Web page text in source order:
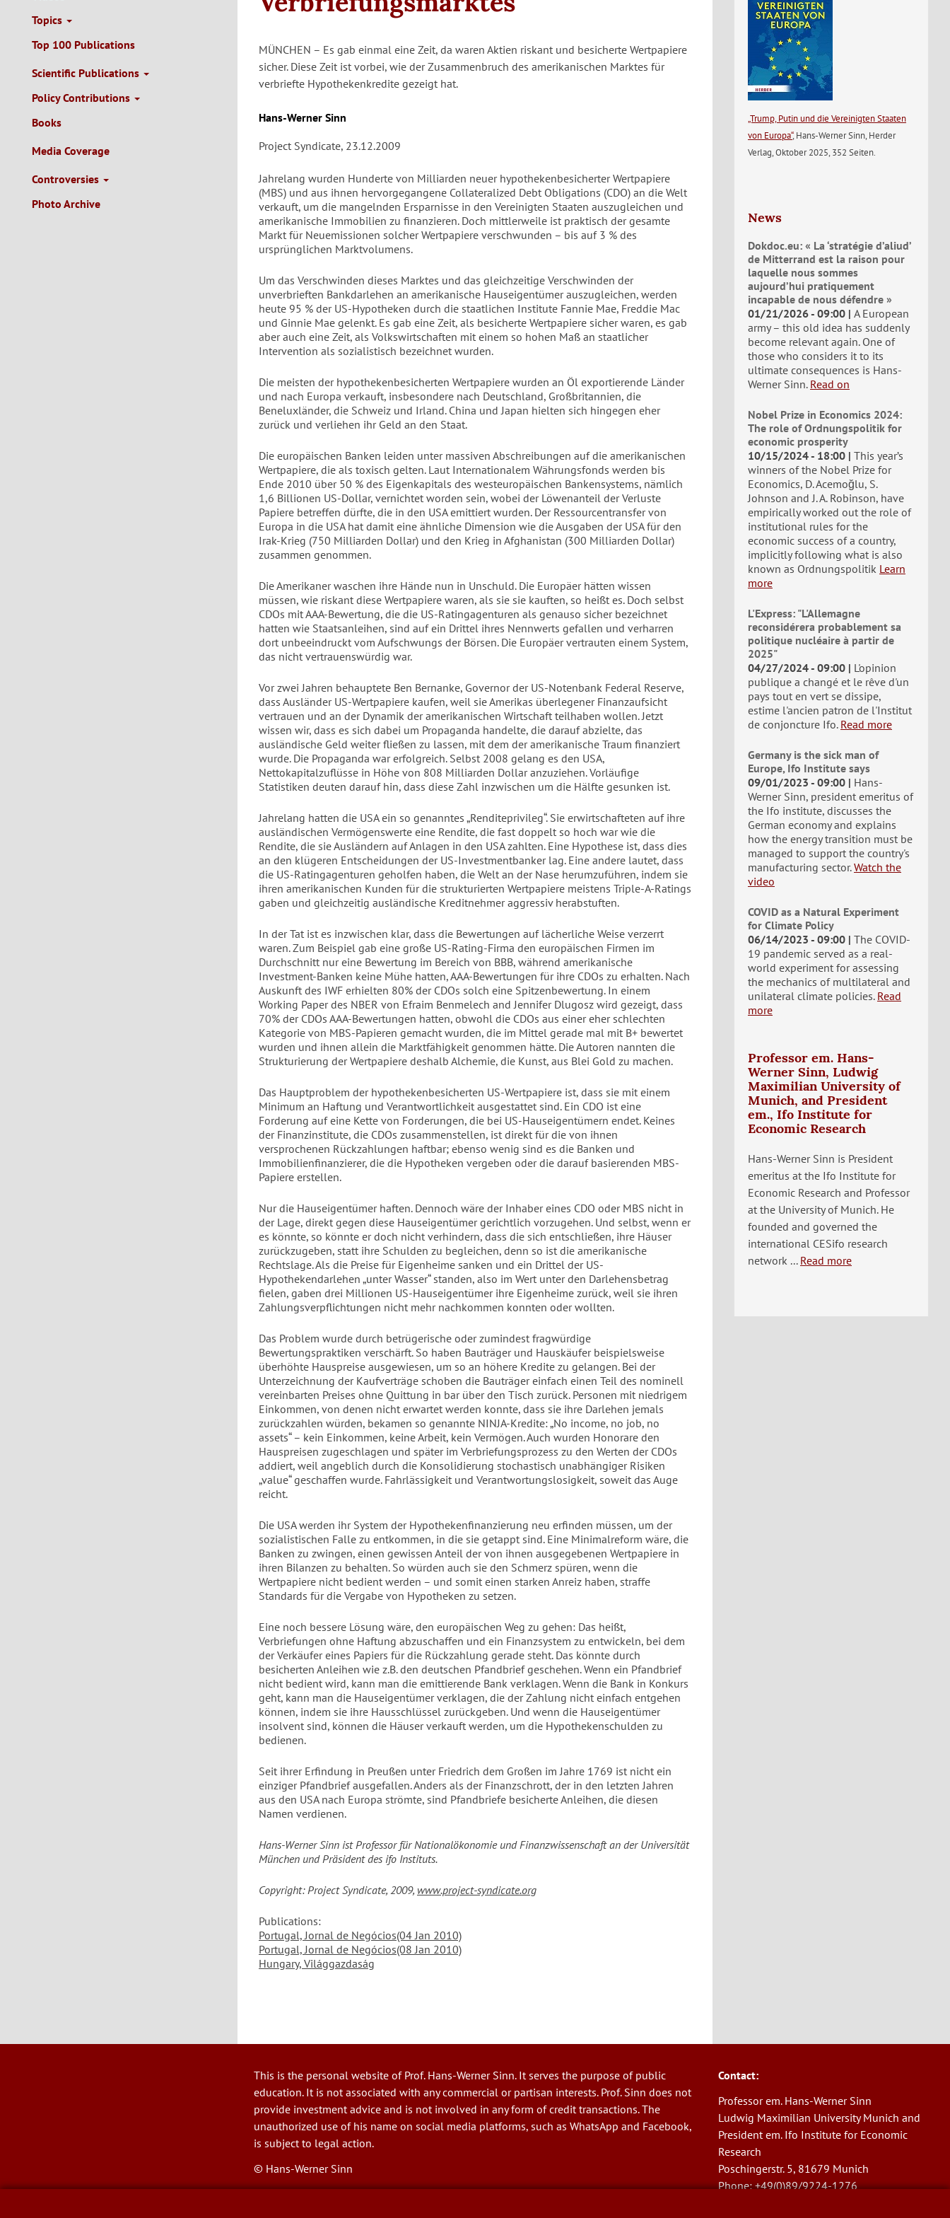
Topics
Top 100 Publications
Scientific Publications
Policy Contributions
Books
Media Coverage
Controversies
Photo Archive
MÜNCHEN – Es gab einmal eine Zeit, da waren Aktien riskant und besicherte Wertpapiere
sicher. Diese Zeit ist vorbei, wie der Zusammenbruch des amerikanischen Marktes für
verbriefte Hypothekenkredite gezeigt hat.
Autor/en
Hans-Werner Sinn
Project Syndicate, 23.12.2009
Jahrelang wurden Hunderte von Milliarden neuer hypothekenbesicherter Wertpapiere
(MBS) und aus ihnen hervorgegangene Collateralized Debt Obligations (CDO) an die Welt
verkauft, um die mangelnden Ersparnisse in den Vereinigten Staaten auszugleichen und
amerikanische Immobilien zu finanzieren. Doch mittlerweile ist praktisch der gesamte
Markt für Neuemissionen solcher Wertpapiere verschwunden – bis auf 3 % des
ursprünglichen Marktvolumens.
Um das Verschwinden dieses Marktes und das gleichzeitige Verschwinden der
unverbrieften Bankdarlehen an amerikanische Hauseigentümer auszugleichen, werden
heute 95 % der US-Hypotheken durch die staatlichen Institute Fannie Mae, Freddie Mac
und Ginnie Mae gelenkt. Es gab eine Zeit, als besicherte Wertpapiere sicher waren, es gab
aber auch eine Zeit, als Volkswirtschaften mit einem so hohen Maß an staatlicher
Intervention als sozialistisch bezeichnet wurden.
Die meisten der hypothekenbesicherten Wertpapiere wurden an Öl exportierende Länder
und nach Europa verkauft, insbesondere nach Deutschland, Großbritannien, die
Beneluxländer, die Schweiz und Irland. China und Japan hielten sich hingegen eher
zurück und verliehen ihr Geld an den Staat.
Die europäischen Banken leiden unter massiven Abschreibungen auf die amerikanischen
Wertpapiere, die als toxisch gelten. Laut Internationalem Währungsfonds werden bis
Ende 2010 über 50 % des Eigenkapitals des westeuropäischen Bankensystems, nämlich
1,6 Billionen US-Dollar, vernichtet worden sein, wobei der Löwenanteil der Verluste
Papiere betreffen dürfte, die in den USA emittiert wurden. Der Ressourcentransfer von
Europa in die USA hat damit eine ähnliche Dimension wie die Ausgaben der USA für den
Irak-Krieg (750 Milliarden Dollar) und den Krieg in Afghanistan (300 Milliarden Dollar)
zusammen genommen.
Die Amerikaner waschen ihre Hände nun in Unschuld. Die Europäer hätten wissen
müssen, wie riskant diese Wertpapiere waren, als sie sie kauften, so heißt es. Doch selbst
CDOs mit AAA-Bewertung, die die US-Ratingagenturen als genauso sicher bezeichnet
hatten wie Staatsanleihen, sind auf ein Drittel ihres Nennwerts gefallen und verharren
dort unbeeindruckt vom Aufschwungs der Börsen. Die Europäer vertrauten einem System,
das nicht vertrauenswürdig war.
Vor zwei Jahren behauptete Ben Bernanke, Governor der US-Notenbank Federal Reserve,
dass Ausländer US-Wertpapiere kaufen, weil sie Amerikas überlegener Finanzaufsicht
vertrauen und an der Dynamik der amerikanischen Wirtschaft teilhaben wollen. Jetzt
wissen wir, dass es sich dabei um Propaganda handelte, die darauf abzielte, das
ausländische Geld weiter fließen zu lassen, mit dem der amerikanische Traum finanziert
wurde. Die Propaganda war erfolgreich. Selbst 2008 gelang es den USA,
Nettokapitalzuflüsse in Höhe von 808 Milliarden Dollar anzuziehen. Vorläufige
Statistiken deuten darauf hin, dass diese Zahl inzwischen um die Hälfte gesunken ist.
Jahrelang hatten die USA ein so genanntes „Renditeprivileg“. Sie erwirtschafteten auf ihre
ausländischen Vermögenswerte eine Rendite, die fast doppelt so hoch war wie die
Rendite, die sie Ausländern auf Anlagen in den USA zahlten. Eine Hypothese ist, dass dies
an den klügeren Entscheidungen der US-Investmentbanker lag. Eine andere lautet, dass
die US-Ratingagenturen geholfen haben, die Welt an der Nase herumzuführen, indem sie
ihren amerikanischen Kunden für die strukturierten Wertpapiere meistens Triple-A-Ratings
gaben und gleichzeitig ausländische Kreditnehmer aggressiv herabstuften.
In der Tat ist es inzwischen klar, dass die Bewertungen auf lächerliche Weise verzerrt
waren. Zum Beispiel gab eine große US-Rating-Firma den europäischen Firmen im
Durchschnitt nur eine Bewertung im Bereich von BBB, während amerikanische
Investment-Banken keine Mühe hatten, AAA-Bewertungen für ihre CDOs zu erhalten. Nach
Auskunft des IWF erhielten 80% der CDOs solch eine Spitzenbewertung. In einem
Working Paper des NBER von Efraim Benmelech and Jennifer Dlugosz wird gezeigt, dass
70% der CDOs AAA-Bewertungen hatten, obwohl die CDOs aus einer eher schlechten
Kategorie von MBS-Papieren gemacht wurden, die im Mittel gerade mal mit B+ bewertet
wurden und ihnen allein die Marktfähigkeit genommen hätte. Die Autoren nannten die
Strukturierung der Wertpapiere deshalb Alchemie, die Kunst, aus Blei Gold zu machen.
Das Hauptproblem der hypothekenbesicherten US-Wertpapiere ist, dass sie mit einem
Minimum an Haftung und Verantwortlichkeit ausgestattet sind. Ein CDO ist eine
Forderung auf eine Kette von Forderungen, die bei US-Hauseigentümern endet. Keines
der Finanzinstitute, die CDOs zusammenstellen, ist direkt für die von ihnen
versprochenen Rückzahlungen haftbar; ebenso wenig sind es die Banken und
Immobilienfinanzierer, die die Hypotheken vergeben oder die darauf basierenden MBS-
Papiere erstellen.
Nur die Hauseigentümer haften. Dennoch wäre der Inhaber eines CDO oder MBS nicht in
der Lage, direkt gegen diese Hauseigentümer gerichtlich vorzugehen. Und selbst, wenn er
es könnte, so könnte er doch nicht verhindern, dass die sich entschließen, ihre Häuser
zurückzugeben, statt ihre Schulden zu begleichen, denn so ist die amerikanische
Rechtslage. Als die Preise für Eigenheime sanken und ein Drittel der US-
Hypothekendarlehen „unter Wasser“ standen, also im Wert unter den Darlehensbetrag
fielen, gaben drei Millionen US-Hauseigentümer ihre Eigenheime zurück, weil sie ihren
Zahlungsverpflichtungen nicht mehr nachkommen konnten oder wollten.
Das Problem wurde durch betrügerische oder zumindest fragwürdige
Bewertungspraktiken verschärft. So haben Bauträger und Hauskäufer beispielsweise
überhöhte Hauspreise ausgewiesen, um so an höhere Kredite zu gelangen. Bei der
Unterzeichnung der Kaufverträge schoben die Bauträger einfach einen Teil des nominell
vereinbarten Preises ohne Quittung in bar über den Tisch zurück. Personen mit niedrigem
Einkommen, von denen nicht erwartet werden konnte, dass sie ihre Darlehen jemals
zurückzahlen würden, bekamen so genannte NINJA-Kredite: „No income, no job, no
assets“ – kein Einkommen, keine Arbeit, kein Vermögen. Auch wurden Honorare den
Hauspreisen zugeschlagen und später im Verbriefungsprozess zu den Werten der CDOs
addiert, weil angeblich durch die Konsolidierung stochastisch unabhängiger Risiken
„value“ geschaffen wurde. Fahrlässigkeit und Verantwortungslosigkeit, soweit das Auge
reicht.
Die USA werden ihr System der Hypothekenfinanzierung neu erfinden müssen, um der
sozialistischen Falle zu entkommen, in die sie getappt sind. Eine Minimalreform wäre, die
Banken zu zwingen, einen gewissen Anteil der von ihnen ausgegebenen Wertpapiere in
ihren Bilanzen zu behalten. So würden auch sie den Schmerz spüren, wenn die
Wertpapiere nicht bedient werden – und somit einen starken Anreiz haben, straffe
Standards für die Vergabe von Hypotheken zu setzen.
Eine noch bessere Lösung wäre, den europäischen Weg zu gehen: Das heißt,
Verbriefungen ohne Haftung abzuschaffen und ein Finanzsystem zu entwickeln, bei dem
der Verkäufer eines Papiers für die Rückzahlung gerade steht. Das könnte durch
besicherten Anleihen wie z.B. den deutschen Pfandbrief geschehen. Wenn ein Pfandbrief
nicht bedient wird, kann man die emittierende Bank verklagen. Wenn die Bank in Konkurs
geht, kann man die Hauseigentümer verklagen, die der Zahlung nicht einfach entgehen
können, indem sie ihre Hausschlüssel zurückgeben. Und wenn die Hauseigentümer
insolvent sind, können die Häuser verkauft werden, um die Hypothekenschulden zu
bedienen.
Seit ihrer Erfindung in Preußen unter Friedrich dem Großen im Jahre 1769 ist nicht ein
einziger Pfandbrief ausgefallen. Anders als der Finanzschrott, der in den letzten Jahren
aus den USA nach Europa strömte, sind Pfandbriefe besicherte Anleihen, die diesen
Namen verdienen.
Hans-Werner Sinn ist Professor für Nationalökonomie und Finanzwissenschaft an der Universität
München und Präsident des ifo Instituts.
Copyright: Project Syndicate, 2009, www.project-syndicate.org
Publications:
Portugal, Jornal de Negócios(04 Jan 2010)
Portugal, Jornal de Negócios(08 Jan 2010)
Hungary, Világgazdaság
„Trump, Putin und die Vereinigten Staaten
von Europa“, Hans-Werner Sinn, Herder
Verlag, Oktober 2025, 352 Seiten.
News
Dokdoc.eu: « La ‘stratégie d’aliud’
de Mitterrand est la raison pour
laquelle nous sommes
aujourd’hui pratiquement
incapable de nous défendre »
01/21/2026 - 09:00 A European
army – this old idea has suddenly
become relevant again. One of
those who considers it to its
ultimate consequences is Hans-
Werner Sinn. Read on
Nobel Prize in Economics 2024:
The role of Ordnungspolitik for
economic prosperity
10/15/2024 - 18:00 This year’s
winners of the Nobel Prize for
Economics, D. Acemoğlu, S.
Johnson and J. A. Robinson, have
empirically worked out the role of
institutional rules for the
economic success of a country,
implicitly following what is also
known as Ordnungspolitik Learn
more
L'Express: "L'Allemagne
reconsidérera probablement sa
politique nucléaire à partir de
2025"
04/27/2024 - 09:00
L'opinion
publique a changé et le rêve d'un
pays tout en vert se dissipe,
estime l'ancien patron de l'Institut
de conjoncture Ifo. Read more
Germany is the sick man of
Europe, Ifo Institute says
09/01/2023 - 09:00
Hans-
Werner Sinn, president emeritus of
the Ifo institute, discusses the
German economy and explains
how the energy transition must be
managed to support the country's
manufacturing sector. Watch the
video
COVID as a Natural Experiment
for Climate Policy
06/14/2023 - 09:00 The COVID-
19 pandemic served as a real-
world experiment for assessing
the mechanics of multilateral and
unilateral climate policies. Read
more
Professor em. Hans-
Werner Sinn, Ludwig
Maximilian University of
Munich, and President
em., Ifo Institute for
Economic Research
Hans-Werner Sinn is President
emeritus at the Ifo Institute for
Economic Research and Professor
at the University of Munich. He
founded and governed the
international CESifo research
network ... Read more
This is the personal website of Prof. Hans-Werner Sinn. It serves the purpose of public
education. It is not associated with any commercial or partisan interests. Prof. Sinn does not
provide investment advice and is not involved in any form of credit transactions. The
unauthorized use of his name on social media platforms, such as WhatsApp and Facebook,
is subject to legal action.
© Hans-Werner Sinn
Contact:
Professor em. Hans-Werner Sinn
Ludwig Maximilian University Munich and
President em. Ifo Institute for Economic
Research
Poschingerstr. 5, 81679 Munich
Phone: +49(0)89/9224-1276